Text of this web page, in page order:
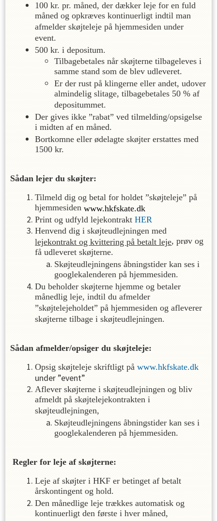
100 kr. pr. måned, der dækker leje for en fuld
måned og opkræves kontinuerligt indtil man
afmelder skøjteleje på hjemmesiden under
event.
500 kr. i depositum.
Tilbagebetales når skøjterne tilbageleves i
samme stand som de blev udleveret.
Er der rust på klingerne eller andet, udover
almindelig slitage, tilbagebetales 50 % af
depositummet.
Der gives ikke ”rabat” ved tilmelding/opsigelse
i midten af en måned.
Bortkomne eller ødelagte skøjter erstattes med
1500 kr.
Sådan lejer du skøjter:
Tilmeld dig og betal for holdet ”skøjteleje” på
hjemmesidenwww.hkfskate.dk
Print og udfyld lejekontraktHER
Henvend dig i skøjteudlejningen med
lejekontrakt og kvittering på betalt leje, prøv og
få udleveret skøjterne.
Skøjteudlejningens åbningstider kan ses i
googlekalenderen på hjemmesiden.
Du beholder skøjterne hjemme og betaler
månedlig leje, indtil du afmelder
”skøjtelejeholdet” på hjemmesiden og afleverer
skøjterne tilbage i skøjteudlejningen.
Sådan afmelder/opsiger du skøjteleje:
Opsig skøjteleje skriftligt påwww.hkfskate.dk
under ”event”
Aflever skøjterne i skøjteudlejningen og bliv
afmeldt på skøjtelejekontrakten i
skøjteudlejningen,
Skøjteudlejningens åbningstider kan ses i
googlekalenderen på hjemmesiden.
Regler for leje af skøjterne:
Leje af skøjter i HKF er betinget af betalt
årskontingent og hold.
Den månedlige leje trækkes automatisk og
kontinuerligt den første i hver måned,